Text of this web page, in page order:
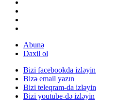
Abunə
Daxil ol
Bizi facebookda izləyin
Bizə email yazın
Bizi teleqram-da izləyin
Bizi youtube-də izləyin